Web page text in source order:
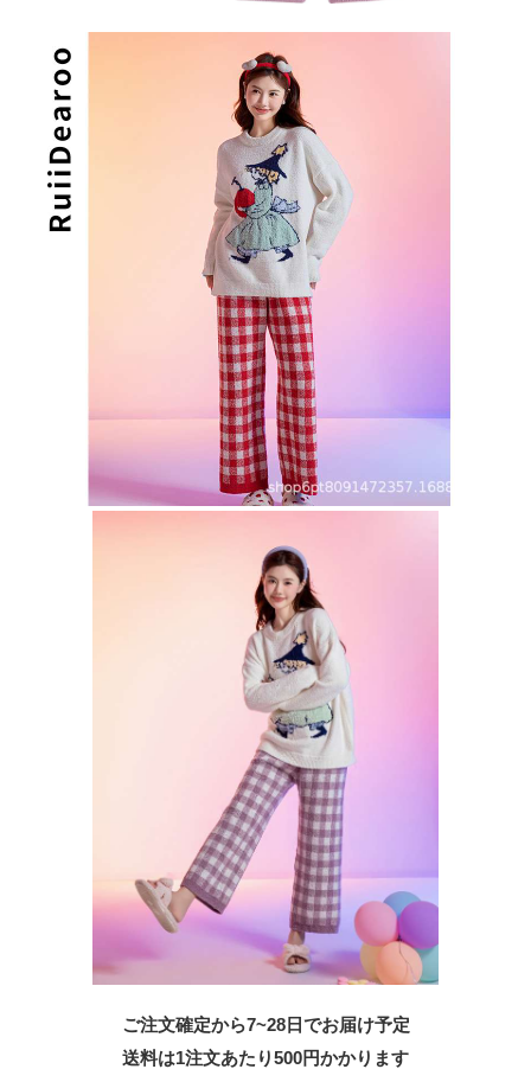
ご注文確定から7~28日でお届け予定
送料は1注文あたり500円かかります